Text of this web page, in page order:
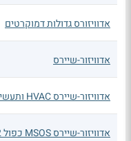
אדוויזורס גדולות דמוקרטים
אדוויזור-שיירס
אדוויזור-שיירס HVAC ותעשייתי
אדוויזור-שיירס MSOS כפול 2